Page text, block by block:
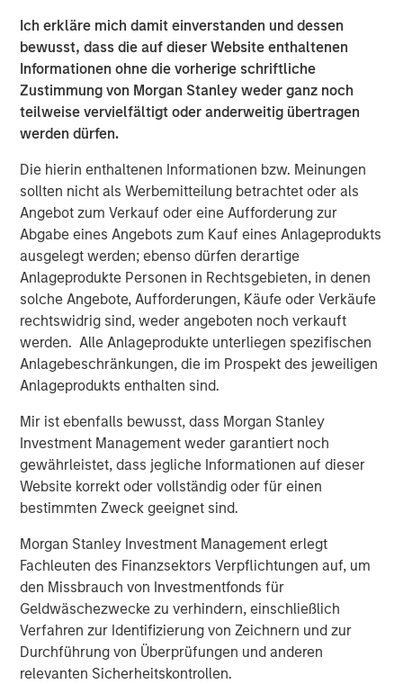
Ich erkläre mich damit einverstanden und dessen
bewusst, dass die auf dieser Website enthaltenen
Informationen ohne die vorherige schriftliche
Zustimmung von Morgan Stanley weder ganz noch
teilweise vervielfältigt oder anderweitig übertragen
werden dürfen.
Die hierin enthaltenen Informationen bzw. Meinungen
sollten nicht als Werbemitteilung betrachtet oder als
Angebot zum Verkauf oder eine Aufforderung zur
Abgabe eines Angebots zum Kauf eines Anlageprodukts
ausgelegt werden; ebenso dürfen derartige
Anlageprodukte Personen in Rechtsgebieten, in denen
solche Angebote, Aufforderungen, Käufe oder Verkäufe
rechtswidrig sind, weder angeboten noch verkauft
werden. Alle Anlageprodukte unterliegen spezifischen
Anlagebeschränkungen, die im Prospekt des jeweiligen
Anlageprodukts enthalten sind.
Mir ist ebenfalls bewusst, dass Morgan Stanley
Investment Management weder garantiert noch
gewährleistet, dass jegliche Informationen auf dieser
Website korrekt oder vollständig oder für einen
bestimmten Zweck geeignet sind.
Morgan Stanley Investment Management erlegt
Fachleuten des Finanzsektors Verpflichtungen auf, um
den Missbrauch von Investmentfonds für
Geldwäschezwecke zu verhindern, einschließlich
Verfahren zur Identifizierung von Zeichnern und zur
Durchführung von Überprüfungen und anderen
relevanten Sicherheitskontrollen.
Emerging Markets Equity Team
The Emerging Markets Equity team combines deep
expertise and local presence in global markets with an
integrated top-down and bottom-up investment approach
to invest in core and growth-oriented portfolios across
non-U.S. markets.
Featured Products
Asia Equity Fund
Emerging Leaders Equity Fund
Indian Equity Fund
Ähnliche Einblicke
TALES FROM THE EMERGING WORLD
The Water Constraint
TALES FROM THE EMERGING WORLD
Video: Mexico's Domestic Opportunity
TALES FROM THE EMERGING WORLD
Mexico's Domestic Opportunity